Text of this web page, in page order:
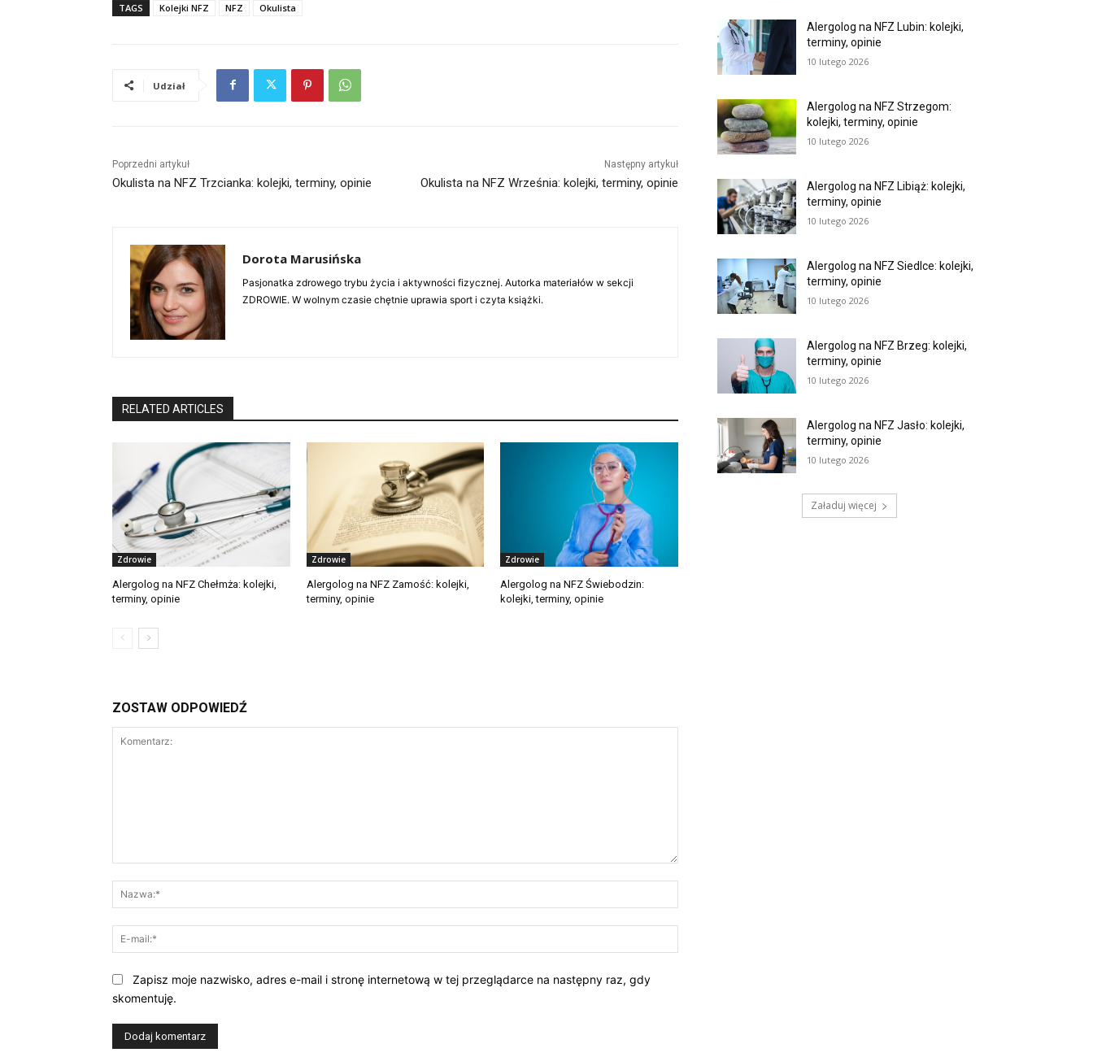
TAGS Kolejki NFZ NFZ Okulista
Udział
Poprzedni artykuł
Okulista na NFZ Trzcianka: kolejki, terminy, opinie
Następny artykuł
Okulista na NFZ Września: kolejki, terminy, opinie
Dorota Marusińska
Pasjonatka zdrowego trybu życia i aktywności fizycznej. Autorka materiałów w sekcji
ZDROWIE. W wolnym czasie chętnie uprawia sport i czyta książki.
RELATED ARTICLES
Zdrowie
Alergolog na NFZ Chełmża: kolejki,
terminy, opinie
Zdrowie
Alergolog na NFZ Zamość: kolejki,
terminy, opinie
Zdrowie
Alergolog na NFZ Świebodzin:
kolejki, terminy, opinie
ZOSTAW ODPOWIEDŹ
mail:*
Zapisz moje nazwisko, adres e-mail i stronę internetową w tej przeglądarce na następny raz, gdy
skomentuję.
Alergolog na NFZ Lubin: kolejki,
terminy, opinie
10 lutego 2026
Alergolog na NFZ Strzegom:
kolejki, terminy, opinie
10 lutego 2026
Alergolog na NFZ Libiąż: kolejki,
terminy, opinie
10 lutego 2026
Alergolog na NFZ Siedlce: kolejki,
terminy, opinie
10 lutego 2026
Alergolog na NFZ Brzeg: kolejki,
terminy, opinie
10 lutego 2026
Alergolog na NFZ Jasło: kolejki,
terminy, opinie
10 lutego 2026
Załaduj więcej